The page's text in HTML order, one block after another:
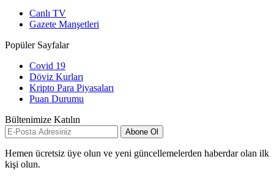
Canlı TV
Gazete Manşetleri
Popüler Sayfalar
Covid 19
Döviz Kurları
Kripto Para Piyasaları
Puan Durumu
Bültenimize Katılın
Abone Ol
Hemen ücretsiz üye olun ve yeni güncellemelerden haberdar olan ilk
kişi olun.